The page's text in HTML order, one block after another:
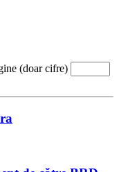
(doar cifre)